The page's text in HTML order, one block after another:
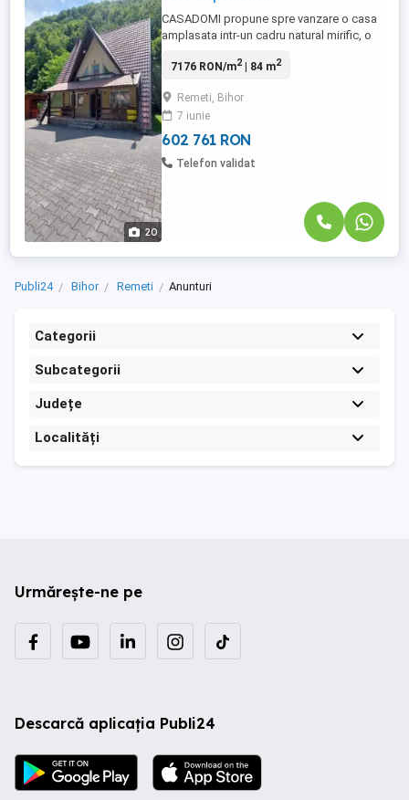
20
CASADOMI propune spre vanzare o casa
amplasata intr-un cadru natural mirific, o
Muntilor Padurea Craiului. Accesul la
Apusenilor, traseul spectaculos care leaga
judetele Cluj si Bihor, strabatand Valea
Iadului, de-a lungul Crisului ...
7176 RON/m2| 84 m2
Remeti, Bihor
7 iunie
602 761 RON
Telefon validat
Publi24 Bihor Remeti Anunturi
Categorii
Subcategorii
Județe
Localități
Urmărește-ne pe
Descarcă aplicația Publi24